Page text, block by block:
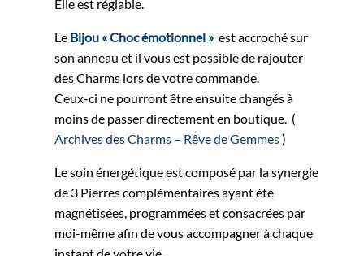
Elle est réglable.
Le Bijou « Choc émotionnel » est accroché sur
son anneau et il vous est possible de rajouter
des Charms lors de votre commande.
Ceux-ci ne pourront être ensuite changés à
moins de passer directement en boutique. (
Archives des Charms – Rêve de Gemmes)
Le soin énergétique est composé par la synergie
de 3 Pierres complémentaires ayant été
magnétisées, programmées et consacrées par
moi-même afin de vous accompagner à chaque